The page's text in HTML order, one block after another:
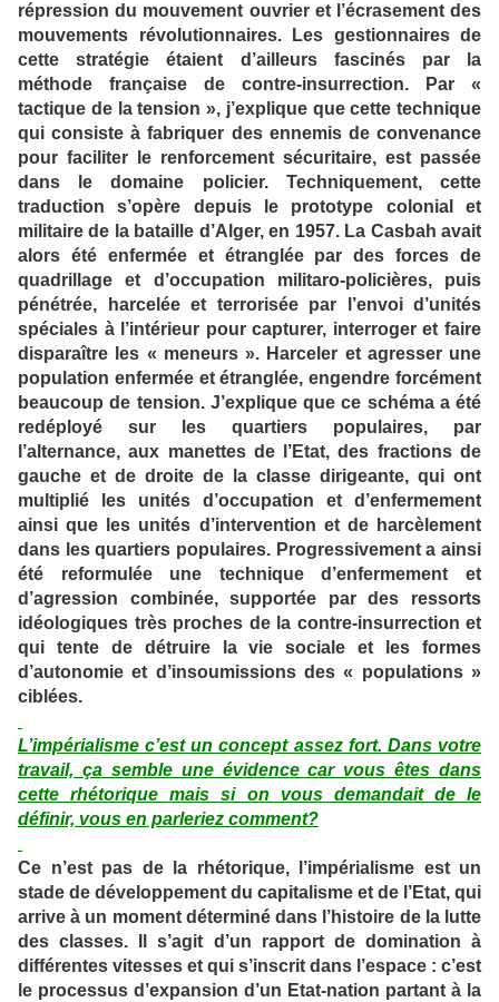
répression du mouvement ouvrier et l’écrasement des
mouvements révolutionnaires. Les gestionnaires de
cette stratégie étaient d’ailleurs fascinés par la
méthode française de contre-insurrection. Par «
tactique de la tension », j’explique que cette technique
qui consiste à fabriquer des ennemis de convenance
pour faciliter le renforcement sécuritaire, est passée
dans le domaine policier. Techniquement, cette
traduction s’opère depuis le prototype colonial et
militaire de la bataille d’Alger, en 1957. La Casbah avait
alors été enfermée et étranglée par des forces de
quadrillage et d’occupation militaro-policières, puis
pénétrée, harcelée et terrorisée par l’envoi d’unités
spéciales à l’intérieur pour capturer, interroger et faire
disparaître les « meneurs ». Harceler et agresser une
population enfermée et étranglée, engendre forcément
beaucoup de tension. J’explique que ce schéma a été
redéployé sur les quartiers populaires, par
l’alternance, aux manettes de l’Etat, des fractions de
gauche et de droite de la classe dirigeante, qui ont
multiplié les unités d’occupation et d’enfermement
ainsi que les unités d’intervention et de harcèlement
dans les quartiers populaires. Progressivement a ainsi
été reformulée une technique d’enfermement et
d’agression combinée, supportée par des ressorts
idéologiques très proches de la contre-insurrection et
qui tente de détruire la vie sociale et les formes
d’autonomie et d’insoumissions des « populations »
ciblées.
L’impérialisme c’est un concept assez fort. Dans votre
travail, ça semble une évidence car vous êtes dans
cette rhétorique mais si on vous demandait de le
définir, vous en parleriez comment?
Ce n’est pas de la rhétorique, l’impérialisme est un
stade de développement du capitalisme et de l’Etat, qui
arrive à un moment déterminé dans l’histoire de la lutte
des classes. Il s’agit d’un rapport de domination à
différentes vitesses et qui s’inscrit dans l’espace : c’est
le processus d’expansion d’un Etat-nation partant à la